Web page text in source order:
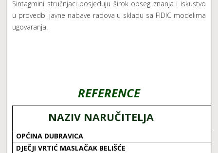
Sintagmini stručnjaci posjeduju širok opseg znanja i iskustvo
u provedbi javne nabave radova u skladu sa FIDIC modelima
ugovaranja.
REFERENCE
NAZIV NARUČITELJA
OPĆINA DUBRAVICA
DJEČJI VRTIĆ MASLAČAK BELIŠĆE